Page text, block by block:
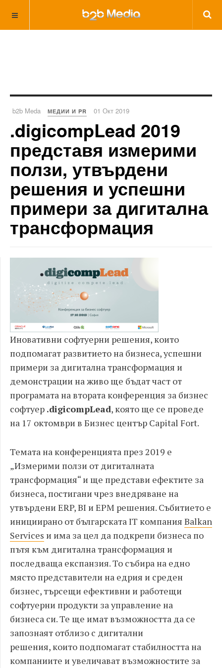
b2b Meda МЕДИИ И PR 01 Окт 2019
.digicompLead 2019
представя измерими
ползи, утвърдени
решения и успешни
примери за дигитална
трансформация
Иновативни софтуерни решения, които
подпомагат развитието на бизнеса, успешни
примери за дигитална трансформация и
демонстрации на живо ще бъдат част от
програмата на втората конференция за бизнес
софтуер .digicompLead, която ще се проведе
на 17 октомври в Бизнес център Capital Fort.
Темата на конференцията през 2019 е
„Измерими ползи от дигиталната
трансформация“ и ще представи ефектите за
бизнеса, постигани чрез внедряване на
утвърдени ERP, BI и EPM решения. Събитието е
инициирано от българската IT компания Balkan
Services и има за цел да подкрепи бизнеса по
пътя към дигитална трансформация и
последваща експанзия. То събира на едно
място представители на едрия и среден
бизнес, търсещи ефективни и работещи
софтуерни продукти за управление на
бизнесa си. Те ще имат възможността да се
запознаят отблизо с дигитални
решения, които подпомагат стабилността на
компаниите и увеличават възможностите за